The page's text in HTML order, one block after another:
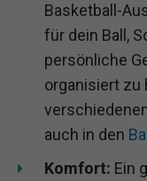
Basketball-
für dein Ball,
persönliche
organisiert zu
auch in den
Komfort: Ein